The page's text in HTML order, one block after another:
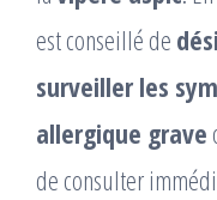
est conseillé de
surveiller les
allergique grave
de consulter